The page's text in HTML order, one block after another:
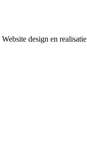
Website design en realisatie